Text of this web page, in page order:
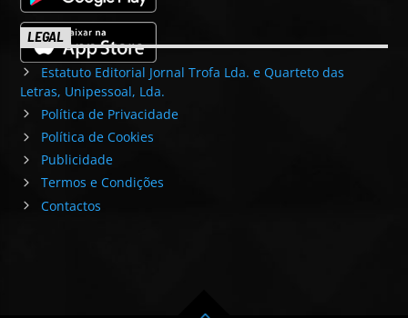
LEGAL
Estatuto Editorial Jornal Trofa Lda. e Quarteto das
Letras, Unipessoal, Lda.
Política de Privacidade
Política de Cookies
Publicidade
Termos e Condições
Contactos